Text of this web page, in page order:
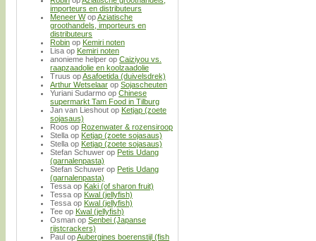
importeurs en distributeurs
Meneer WopAziatische
groothandels, importeurs en
distributeurs
Robin op Kemiri noten
Lisa op Kemiri noten
anonieme helper op Caiziyou vs.
raapzaadolie en koolzaadolie
Truus opAsafoetida (duivelsdrek)
Arthur Wetselaar op Sojascheuten
Yuriani Sudarmo op Chinese
supermarkt Tam Food in Tilburg
Jan van Lieshout op Ketjap (zoete
sojasaus)
Roos op Rozenwater & rozensiroop
Stella op Ketjap (zoete sojasaus)
Stella op Ketjap (zoete sojasaus)
Stefan Schuwer op Petis Udang
(garnalenpasta)
Stefan Schuwer op Petis Udang
(garnalenpasta)
Tessa op Kaki (of sharon fruit)
Tessa op Kwal (jellyfish)
Tessa op Kwal (jellyfish)
Tee op Kwal (jellyfish)
Osman op Senbei (Japanse
rijstcrackers)
Paul opAubergines boerenstijl (fish